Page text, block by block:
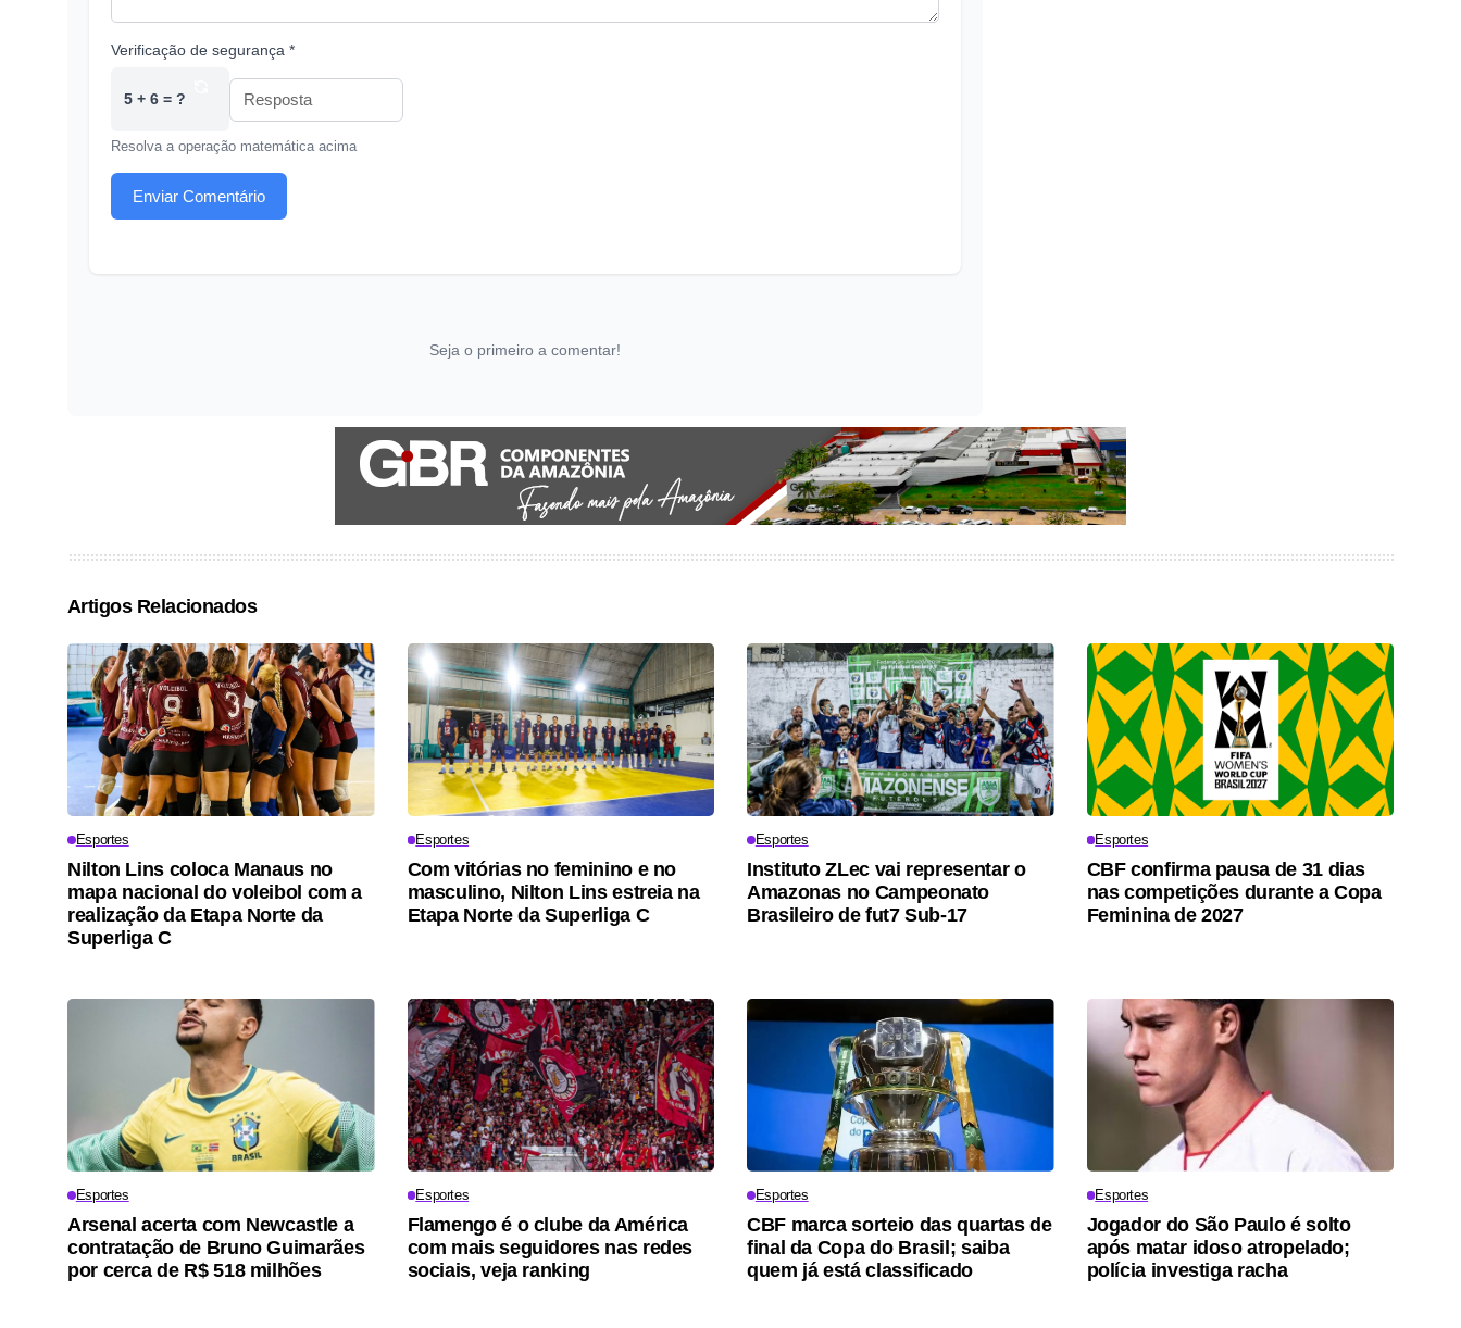
Verificação de segurança *
5 + 6 = ?
Resolva a operação matemática acima
Enviar Comentário
Seja o primeiro a comentar!
Artigos Relacionados
Esportes
Nilton Lins coloca Manaus no
mapa nacional do voleibol com a
realização da Etapa Norte da
Superliga C
Esportes
Com vitórias no feminino e no
masculino, Nilton Lins estreia na
Etapa Norte da Superliga C
Esportes
Instituto ZLec vai representar o
Amazonas no Campeonato
Brasileiro de fut7 Sub-17
Esportes
CBF confirma pausa de 31 dias
nas competições durante a Copa
Feminina de 2027
Esportes
Arsenal acerta com Newcastle a
contratação de Bruno Guimarães
por cerca de R$ 518 milhões
Esportes
Flamengo é o clube da América
com mais seguidores nas redes
sociais, veja ranking
Esportes
CBF marca sorteio das quartas de
final da Copa do Brasil; saiba
quem já está classificado
Esportes
Jogador do São Paulo é solto
após matar idoso atropelado;
polícia investiga racha